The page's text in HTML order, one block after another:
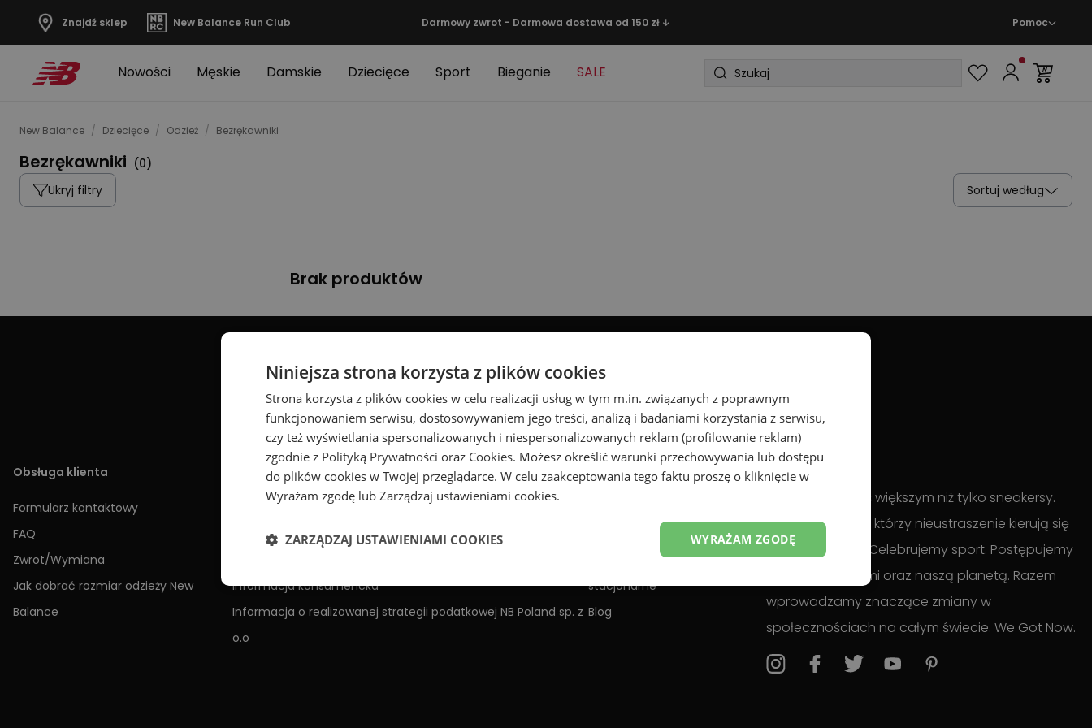
Znajdź sklep New Balance Run Club Darmowy zwrot - Darmowa dostawa od 150 zł ↓ Pomoc
Nowości Męskie Damskie Dziecięce Sport Bieganie SALE
New Balance / Dziecięce / Odzież / Bezrękawniki
Bezrękawniki (0)
Ukryj filtry
Sortuj według
Brak produktów
Obsługa klienta
Formularz kontaktowy
FAQ
Zwrot/Wymiana
Jak dobrać rozmiar odzieży New
Balance
Informacje
Regulamin
Polityka prywatności
Informacja konsumencka
Informacja o realizowanej strategii podatkowej NB Poland sp. z
o.o
New Balance
Znajdź sklepy
stacjonarne
Blog
Stoimy za czymś większym niż tylko sneakersy.
Wspieramy tych, którzy nieustraszenie kierują się
swoimi pasjami. Celebrujemy sport. Postępujemy
właściwie z ludźmi oraz naszą planetą. Razem
wprowadzamy znaczące zmiany w
społecznościach na całym świecie. We Got Now.
Niniejsza strona korzysta z plików cookies
Strona korzysta z plików cookies w celu realizacji usług w tym m.in. związanych z poprawnym
funkcjonowaniem serwisu, dostosowywaniem jego treści, analizą i badaniami korzystania z serwisu,
czy też wyświetlania spersonalizowanych i niespersonalizowanych reklam (profilowanie reklam)
zgodnie z Polityką Prywatności oraz Cookies. Możesz określić warunki przechowywania lub dostępu
do plików cookies w Twojej przeglądarce. W celu zaakceptowania tego faktu proszę o kliknięcie w
Wyrażam zgodę lub Zarządzaj ustawieniami cookies.
WYRAŻAM ZGODĘ
ZARZĄDZAJ USTAWIENIAMI COOKIES